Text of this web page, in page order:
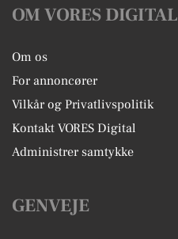
OM VORES DIGITAL
Om os
For annoncører
Vilkår og Privatlivspolitik
Kontakt VORES Digital
Administrer samtykke
GENVEJE